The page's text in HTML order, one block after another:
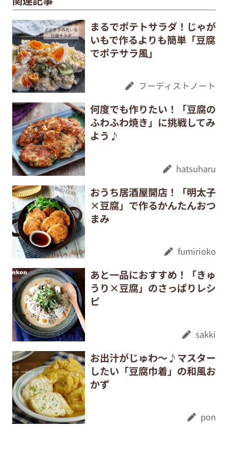
まるでポテトサラダ！じゃが
いもで作るよりも簡単「豆腐
でポテサラ風」
フーディストノート
何度でも作りたい！「豆腐の
ふわふわ焼き」に挑戦してみ
よう♪
hatsuharu
おうち居酒屋開店！「明太子
×豆腐」で作るかんたんおつ
まみ
fumirioko
あと一品におすすめ！「きゅ
うり×豆腐」のさっぱりレシ
ピ
sakki
お出汁がじゅわ～♪マスター
したい「豆腐巾着」の和風お
かず
pon